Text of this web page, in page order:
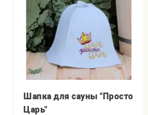
Шапка для сауны "Просто
Царь"